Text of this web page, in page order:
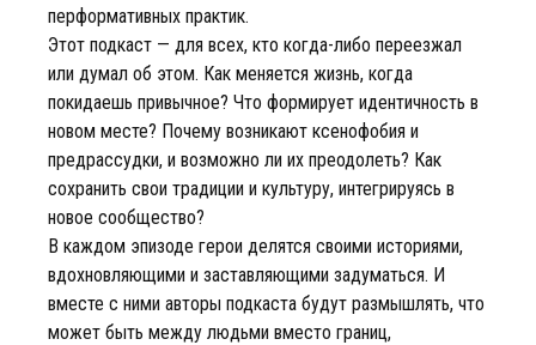
перформативных практик.
Этот подкаст — для всех, кто когда-либо переезжал
или думал об этом. Как меняется жизнь, когда
покидаешь привычное? Что формирует идентичность в
новом месте? Почему возникают ксенофобия и
предрассудки, и возможно ли их преодолеть? Как
сохранить свои традиции и культуру, интегрируясь в
новое сообщество?
В каждом эпизоде герои делятся своими историями,
вдохновляющими и заставляющими задуматься. И
вместе с ними авторы подкаста будут размышлять, что
может быть между людьми вместо границ,